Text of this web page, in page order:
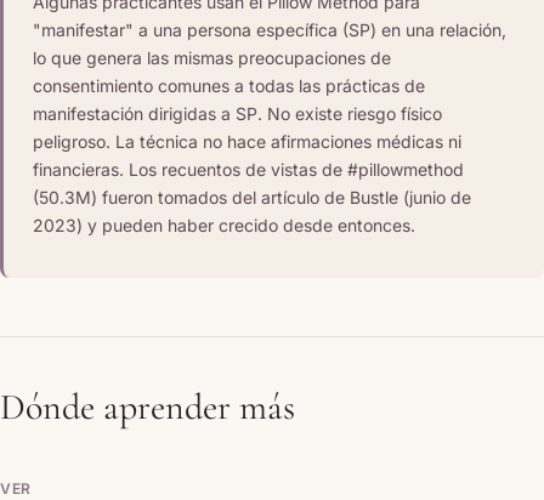
"manifestar" a una persona específica (SP) en una relación,
lo que genera las mismas preocupaciones de
consentimiento comunes a todas las prácticas de
manifestación dirigidas a SP. No existe riesgo físico
peligroso. La técnica no hace afirmaciones médicas ni
financieras. Los recuentos de vistas de #pillowmethod
(50.3M) fueron tomados del artículo de Bustle (junio de
2023) y pueden haber crecido desde entonces.
Dónde aprender más
VER